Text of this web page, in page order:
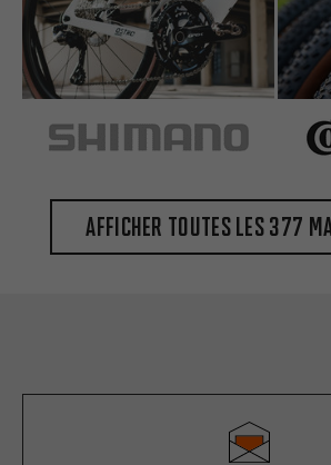
Afficher toutes les 377